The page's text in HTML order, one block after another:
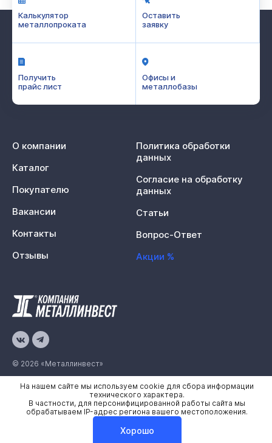
Калькулятор
металлопроката
Оставить
заявку
Получить
прайс лист
Офисы и
металлобазы
© 2026 «Металлинвест»
Политика конфиденциальности
Карта сайта
О компании
Каталог
Покупателю
Вакансии
Контакты
Отзывы
Политика обработки
данных
Согласие на обработку
данных
Статьи
Вопрос-Ответ
Акции %
На нашем сайте мы используем cookie для сбора информации
технического характера.
В частности, для персонифицированной работы сайта мы
обрабатываем IP-адрес региона вашего местоположения.
Хорошо